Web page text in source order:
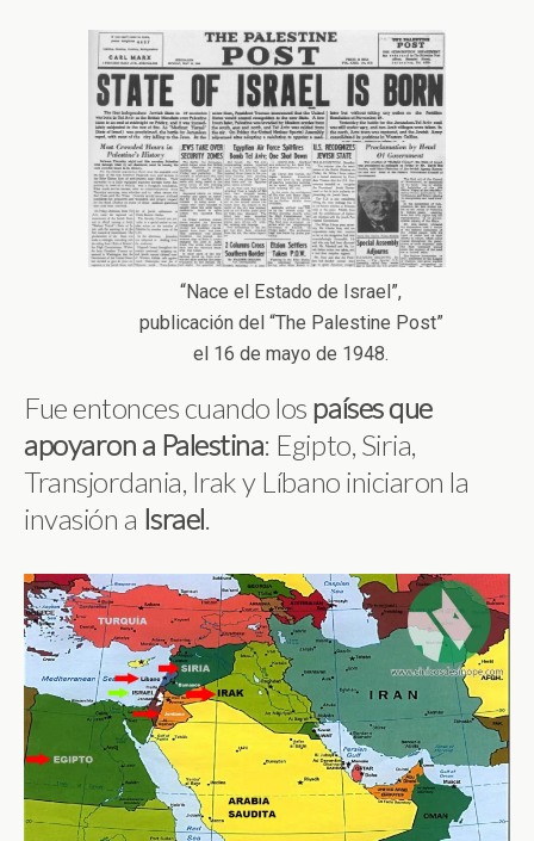
“Nace el Estado de Israel”,
publicación del “The Palestine Post”
el 16 de mayo de 1948.
Fue entonces cuando los países que
apoyaron a Palestina: Egipto, Siria,
Transjordania, Irak y Líbano iniciaron la
invasión a Israel.